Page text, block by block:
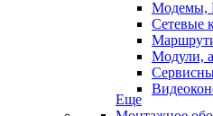
Модемы,
Сетевые
Модули,
Еще